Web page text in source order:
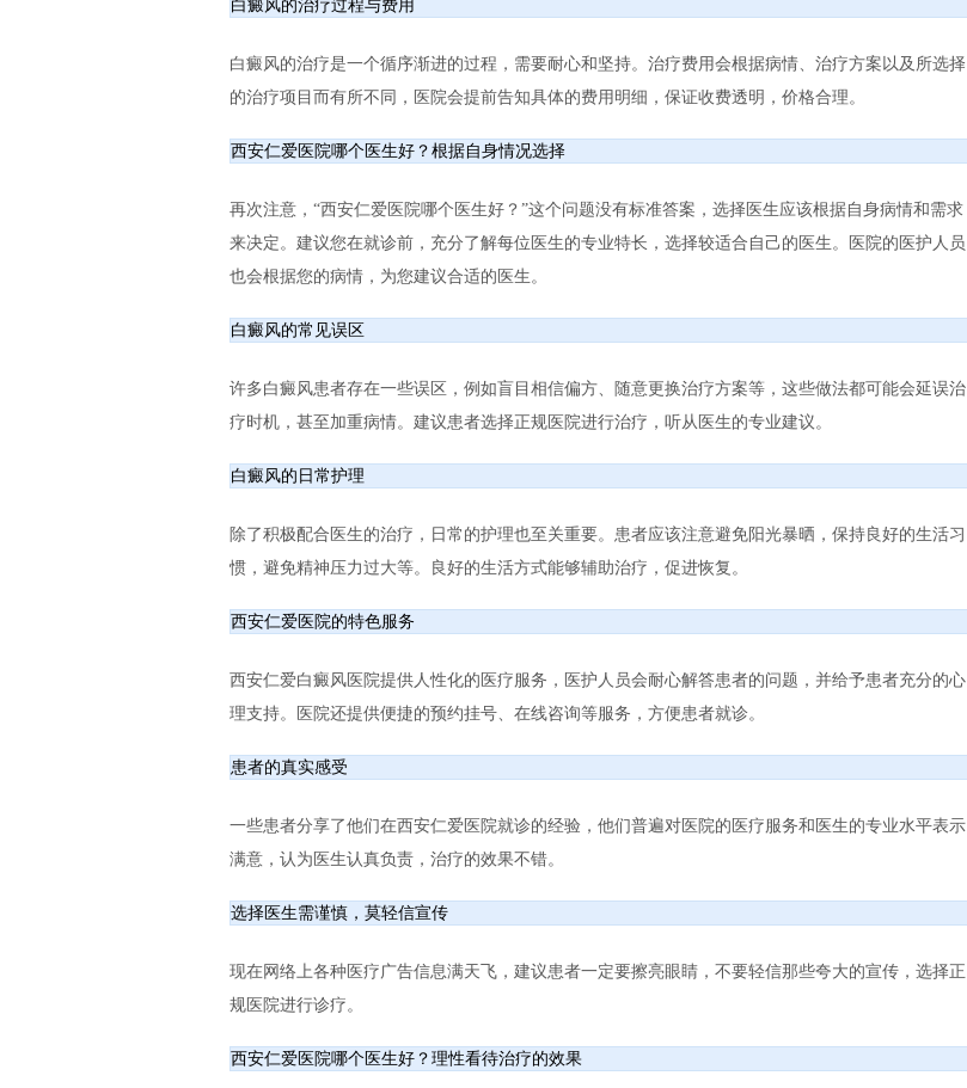
白癜风的治疗过程与费用
白癜风的治疗是一个循序渐进的过程，需要耐心和坚持。治疗费用会根据病情、治疗方案以及所选择
的治疗项目而有所不同，医院会提前告知具体的费用明细，保证收费透明，价格合理。
西安仁爱医院哪个医生好？根据自身情况选择
再次注意，“西安仁爱医院哪个医生好？”这个问题没有标准答案，选择医生应该根据自身病情和需求
来决定。建议您在就诊前，充分了解每位医生的专业特长，选择较适合自己的医生。医院的医护人员
也会根据您的病情，为您建议合适的医生。
白癜风的常见误区
许多白癜风患者存在一些误区，例如盲目相信偏方、随意更换治疗方案等，这些做法都可能会延误治
疗时机，甚至加重病情。建议患者选择正规医院进行治疗，听从医生的专业建议。
白癜风的日常护理
除了积极配合医生的治疗，日常的护理也至关重要。患者应该注意避免阳光暴晒，保持良好的生活习
惯，避免精神压力过大等。良好的生活方式能够辅助治疗，促进恢复。
西安仁爱医院的特色服务
西安仁爱白癜风医院提供人性化的医疗服务，医护人员会耐心解答患者的问题，并给予患者充分的心
理支持。医院还提供便捷的预约挂号、在线咨询等服务，方便患者就诊。
患者的真实感受
一些患者分享了他们在西安仁爱医院就诊的经验，他们普遍对医院的医疗服务和医生的专业水平表示
满意，认为医生认真负责，治疗的效果不错。
选择医生需谨慎，莫轻信宣传
现在网络上各种医疗广告信息满天飞，建议患者一定要擦亮眼睛，不要轻信那些夸大的宣传，选择正
规医院进行诊疗。
西安仁爱医院哪个医生好？理性看待治疗的效果